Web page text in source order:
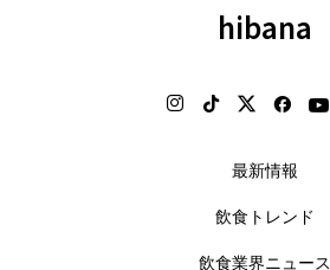
hibana
最新情報
飲食トレンド
飲食業界ニュース